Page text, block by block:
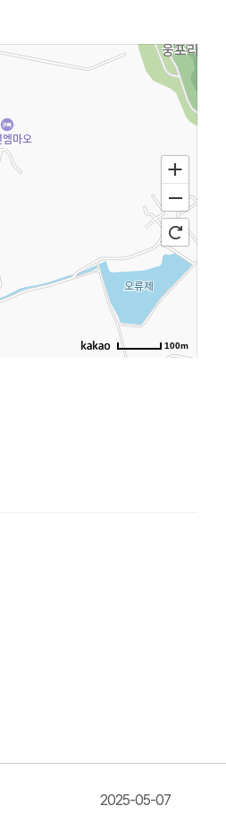
100m
2025-05-07